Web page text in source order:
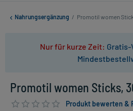
Nahrungsergänzung / Promotil women
Nur für kurze Zeit: Gratis-
Promotil women Sticks,
Produkt bewerten &